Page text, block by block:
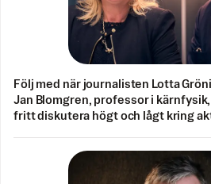
Följ med när journalisten Lotta
Jan Blomgren, professor i
fritt diskutera högt och lågt kring